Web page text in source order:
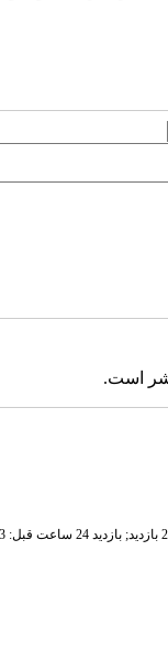
است.
بازدید 24 ساعت قبل: 3683 بازدید